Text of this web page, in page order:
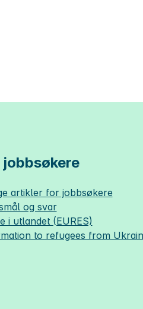
jobbsøkere
artikler for jobbsøkere
og svar
i utlandet (EURES)
to refugees from